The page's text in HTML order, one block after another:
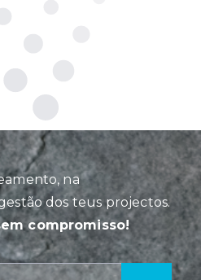
na
dos teus projectos.
compromisso!